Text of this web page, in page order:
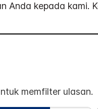
Anda kepada kami.